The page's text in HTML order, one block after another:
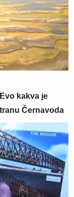
kakva je
Černavoda